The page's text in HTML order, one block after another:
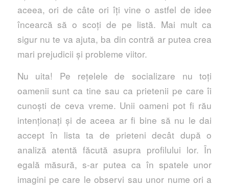
aceea, ori de câte ori îți vine o astfel de idee
încearcă să o scoți de pe listă. Mai mult ca
sigur nu te va ajuta, ba din contră ar putea crea
mari prejudicii și probleme viitor.
Nu uita! Pe rețelele de socializare nu toți
oamenii sunt ca tine sau ca prietenii pe care îi
cunoști de ceva vreme. Unii oameni pot fi rău
intenționați și de aceea ar fi bine să nu le dai
accept în lista ta de prieteni decât după o
analiză atentă făcută asupra profilului lor. În
egală măsură, s-ar putea ca în spatele unor
imagini pe care le observi sau unor nume ori a